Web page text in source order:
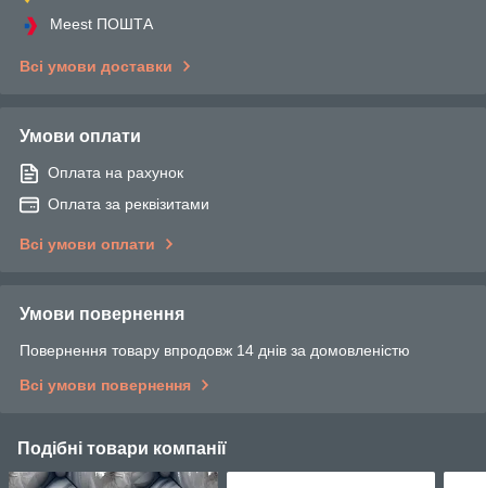
Meest ПОШТА
Всі умови доставки
Умови оплати
Оплата на рахунок
Оплата за реквізитами
Всі умови оплати
Умови повернення
Повернення товару впродовж 14 днів за домовленістю
Всі умови повернення
Подібні товари компанії